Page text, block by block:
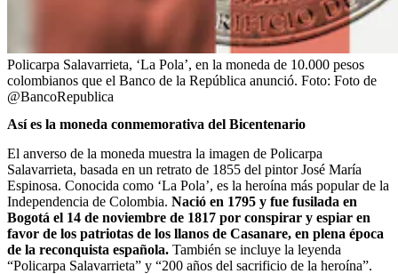
Policarpa Salavarrieta, ‘La Pola’, en la moneda de 10.000 pesos
colombianos que el Banco de la República anunció. Foto: Foto de
@BancoRepublica
Así es la moneda conmemorativa del Bicentenario
El anverso de la moneda muestra la imagen de Policarpa
Salavarrieta, basada en un retrato de 1855 del pintor José María
Espinosa. Conocida como ‘La Pola’, es la heroína más popular de la
Independencia de Colombia. Nació en 1795 y fue fusilada en
Bogotá el 14 de noviembre de 1817 por conspirar y espiar en
favor de los patriotas de los llanos de Casanare, en plena época
de la reconquista española. También se incluye la leyenda
“Policarpa Salavarrieta” y “200 años del sacrificio de la heroína”.